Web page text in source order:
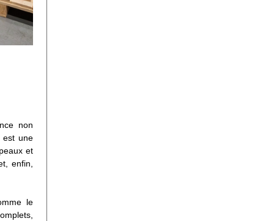
non
est une
et
enfin,
le